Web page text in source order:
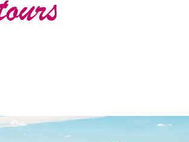
minute